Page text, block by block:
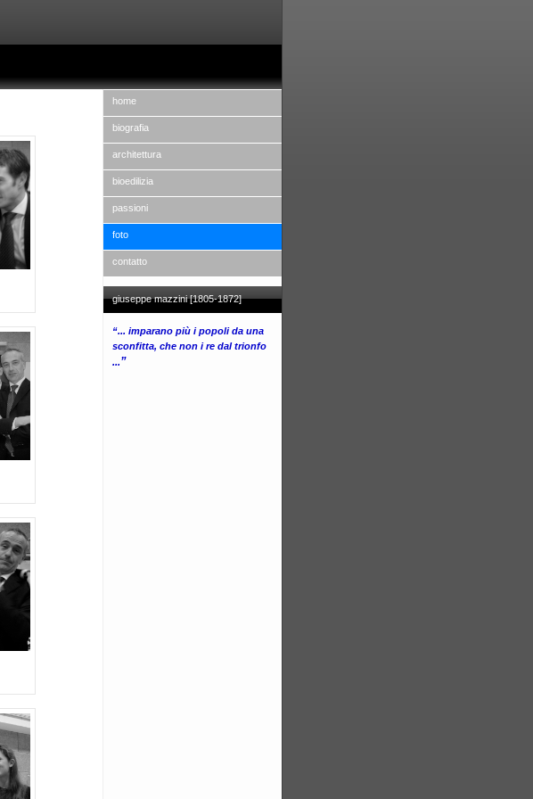
home
biografia
architettura
bioedilizia
passioni
foto
contatto
giuseppe mazzini [1805-1872]
“... imparano più i popoli da una
sconfitta, che non i re dal trionfo
...”